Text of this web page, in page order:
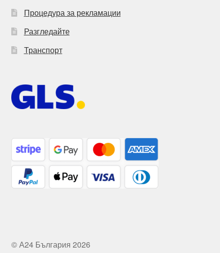
Процедура за рекламации
Разгледайте
Транспорт
© А24 България 2026